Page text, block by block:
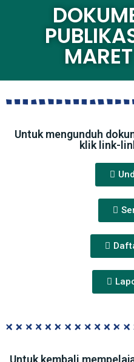
Untuk mengunduh
klik link-
Untuk kembali